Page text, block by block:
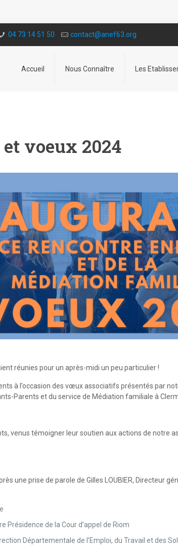
04 73 14 51 50 contact@a­nef63.org
Accueil Nous Connaître Les
voeux 2024
réunies pour un après-midi un peu particulier !
à l’occasion des vœux associatifs présentés par
Parents et du service de Médiation familiale à
venus témoigner leur soutien aux actions de notre
une prise de parole de Gilles LOUBIER, Directeur
Présidence de la Cour d’appel de Riom
Départementale de l’Emploi, du Travail et des